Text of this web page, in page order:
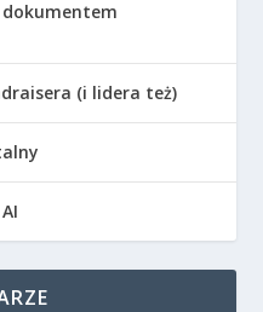
dokumentem
(i lidera też)